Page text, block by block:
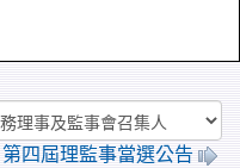
四屆理監事當選公告